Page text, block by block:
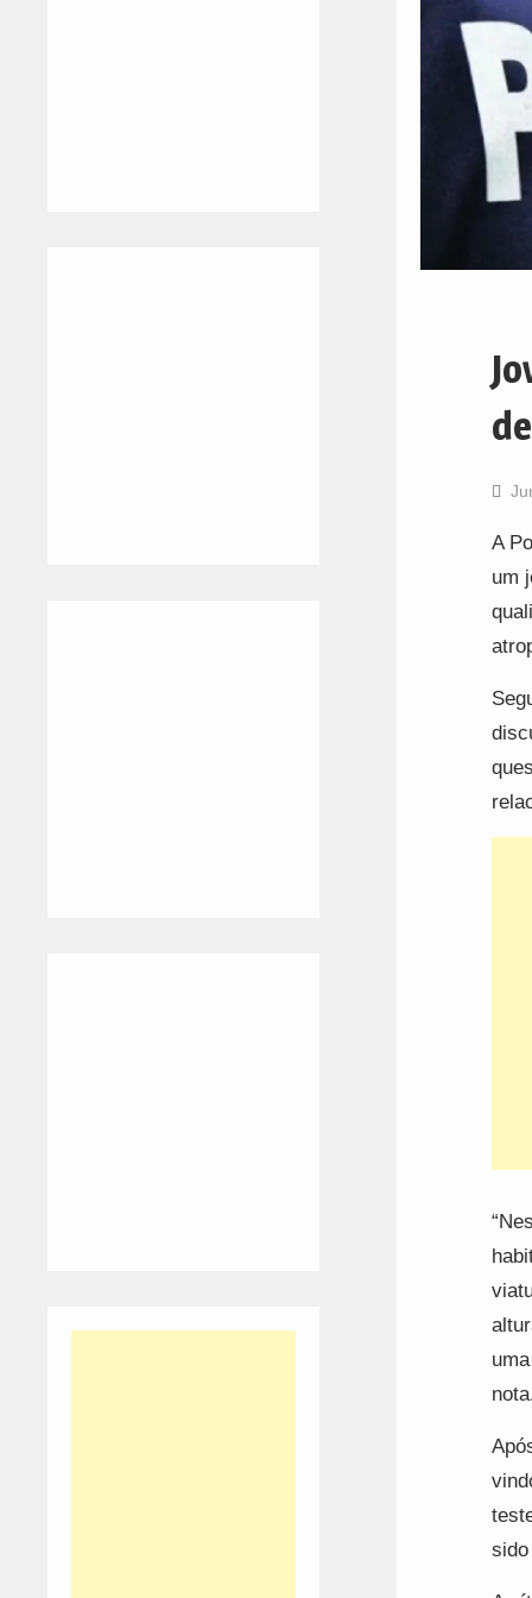
A
um